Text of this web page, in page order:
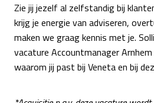
Zie jij jezelf al zelfstandig bij
krijg je energie van adviseren,
maken we graag kennis met je.
vacature Accountmanager
waarom jij past bij Veneta en bij